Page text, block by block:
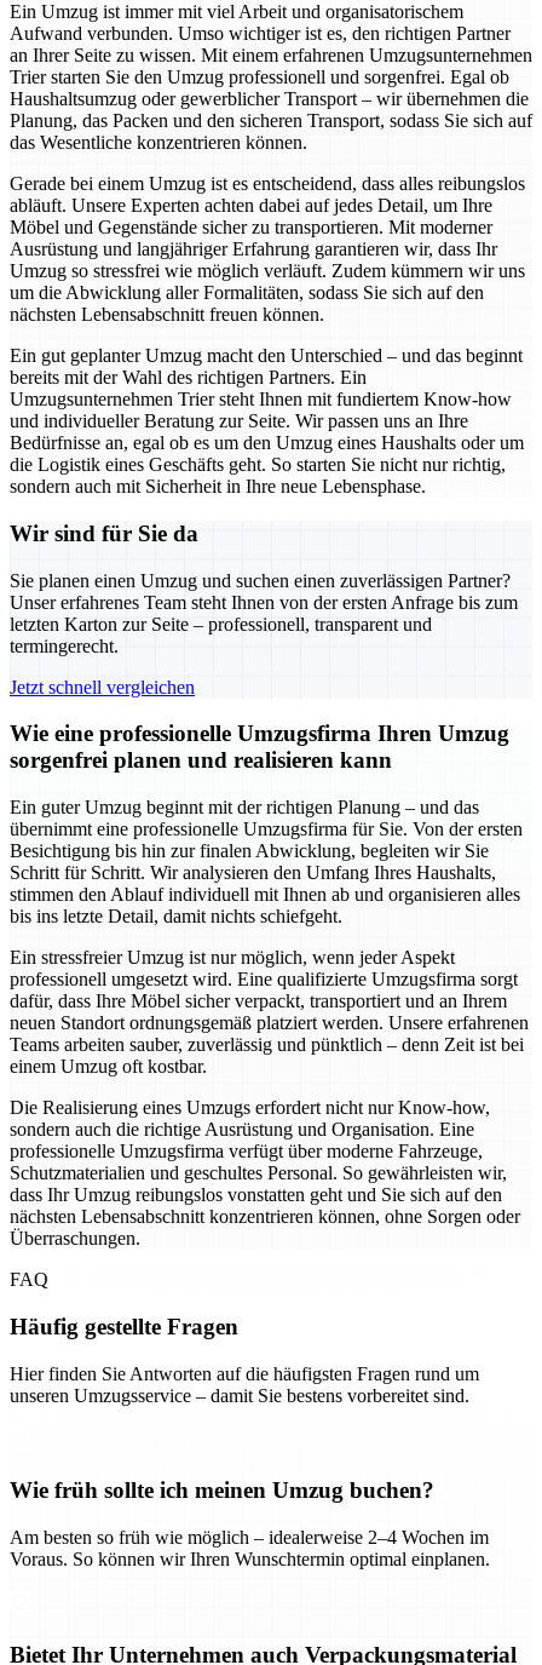
Ein Umzug ist immer mit viel Arbeit und organisatorischem
Aufwand verbunden. Umso wichtiger ist es, den richtigen Partner
an Ihrer Seite zu wissen. Mit einem erfahrenen Umzugsunternehmen
Trier starten Sie den Umzug professionell und sorgenfrei. Egal ob
Haushaltsumzug oder gewerblicher Transport – wir übernehmen die
Planung, das Packen und den sicheren Transport, sodass Sie sich auf
das Wesentliche konzentrieren können.
Gerade bei einem Umzug ist es entscheidend, dass alles reibungslos
abläuft. Unsere Experten achten dabei auf jedes Detail, um Ihre
Möbel und Gegenstände sicher zu transportieren. Mit moderner
Ausrüstung und langjähriger Erfahrung garantieren wir, dass Ihr
Umzug so stressfrei wie möglich verläuft. Zudem kümmern wir uns
um die Abwicklung aller Formalitäten, sodass Sie sich auf den
nächsten Lebensabschnitt freuen können.
Ein gut geplanter Umzug macht den Unterschied – und das beginnt
bereits mit der Wahl des richtigen Partners. Ein
Umzugsunternehmen Trier steht Ihnen mit fundiertem Know-how
und individueller Beratung zur Seite. Wir passen uns an Ihre
Bedürfnisse an, egal ob es um den Umzug eines Haushalts oder um
die Logistik eines Geschäfts geht. So starten Sie nicht nur richtig,
sondern auch mit Sicherheit in Ihre neue Lebensphase.
Wir sind für Sie da
Sie planen einen Umzug und suchen einen zuverlässigen Partner?
Unser erfahrenes Team steht Ihnen von der ersten Anfrage bis zum
letzten Karton zur Seite – professionell, transparent und
termingerecht.
Jetzt schnell vergleichen
Wie eine professionelle Umzugsfirma Ihren Umzug
sorgenfrei planen und realisieren kann
Ein guter Umzug beginnt mit der richtigen Planung – und das
übernimmt eine professionelle Umzugsfirma für Sie. Von der ersten
Besichtigung bis hin zur finalen Abwicklung, begleiten wir Sie
Schritt für Schritt. Wir analysieren den Umfang Ihres Haushalts,
stimmen den Ablauf individuell mit Ihnen ab und organisieren alles
bis ins letzte Detail, damit nichts schiefgeht.
Ein stressfreier Umzug ist nur möglich, wenn jeder Aspekt
professionell umgesetzt wird. Eine qualifizierte Umzugsfirma sorgt
dafür, dass Ihre Möbel sicher verpackt, transportiert und an Ihrem
neuen Standort ordnungsgemäß platziert werden. Unsere erfahrenen
Teams arbeiten sauber, zuverlässig und pünktlich – denn Zeit ist bei
einem Umzug oft kostbar.
Die Realisierung eines Umzugs erfordert nicht nur Know-how,
sondern auch die richtige Ausrüstung und Organisation. Eine
professionelle Umzugsfirma verfügt über moderne Fahrzeuge,
Schutzmaterialien und geschultes Personal. So gewährleisten wir,
dass Ihr Umzug reibungslos vonstatten geht und Sie sich auf den
nächsten Lebensabschnitt konzentrieren können, ohne Sorgen oder
Überraschungen.
FAQ
Häufig gestellte Fragen
Hier finden Sie Antworten auf die häufigsten Fragen rund um
unseren Umzugsservice – damit Sie bestens vorbereitet sind.
Wie früh sollte ich meinen Umzug buchen?
Am besten so früh wie möglich – idealerweise 2–4 Wochen im
Voraus. So können wir Ihren Wunschtermin optimal einplanen.
Bietet Ihr Unternehmen auch Verpackungsmaterial